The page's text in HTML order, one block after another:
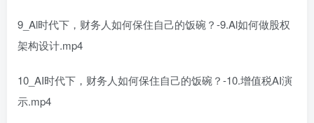
9_Al时代下，财务人如何保住自己的饭碗？-9.Al如何做股权
架构设计.mp4
10_AI时代下，财务人如何保住自己的饭碗？-10.增值税AI演
示.mp4